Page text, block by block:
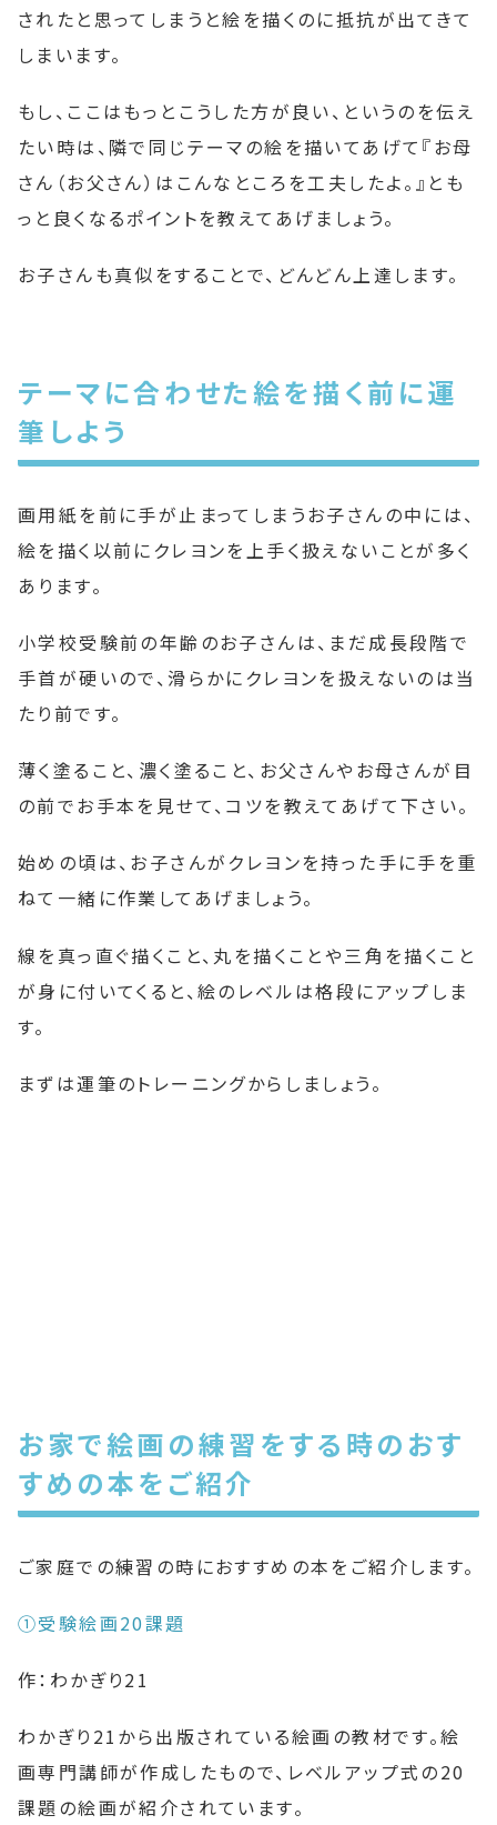
されたと思ってしまうと絵を描くのに抵抗が出てきて
しまいます。
もし、ここはもっとこうした方が良い、というのを伝え
たい時は、隣で同じテーマの絵を描いてあげて『お母
さん（お父さん）はこんなところを工夫したよ。』とも
っと良くなるポイントを教えてあげましょう。
お子さんも真似をすることで、どんどん上達します。
テーマに合わせた絵を描く前に運
筆しよう
画用紙を前に手が止まってしまうお子さんの中には、
絵を描く以前にクレヨンを上手く扱えないことが多く
あります。
小学校受験前の年齢のお子さんは、まだ成長段階で
手首が硬いので、滑らかにクレヨンを扱えないのは当
たり前です。
薄く塗ること、濃く塗ること、お父さんやお母さんが目
の前でお手本を見せて、コツを教えてあげて下さい。
始めの頃は、お子さんがクレヨンを持った手に手を重
ねて一緒に作業してあげましょう。
線を真っ直ぐ描くこと、丸を描くことや三角を描くこと
が身に付いてくると、絵のレベルは格段にアップしま
す。
まずは運筆のトレーニングからしましょう。
お家で絵画の練習をする時のおす
すめの本をご紹介
ご家庭での練習の時におすすめの本をご紹介します。
①受験絵画20課題
作：わかぎり21
わかぎり21から出版されている絵画の教材です。絵
画専門講師が作成したもので、レベルアップ式の20
課題の絵画が紹介されています。